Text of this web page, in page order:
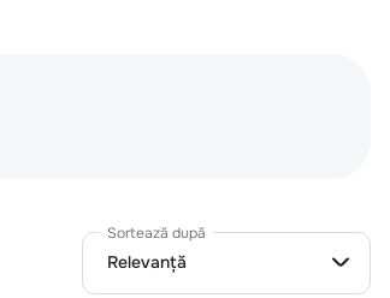
Sortează după
Relevanță